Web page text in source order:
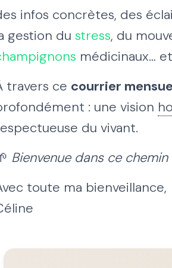
infos concrètes, des
gestion du stress, du
médicinaux…
travers ce courrier
: une vision
du vivant.
Bienvenue dans ce
toute ma bienveillance,